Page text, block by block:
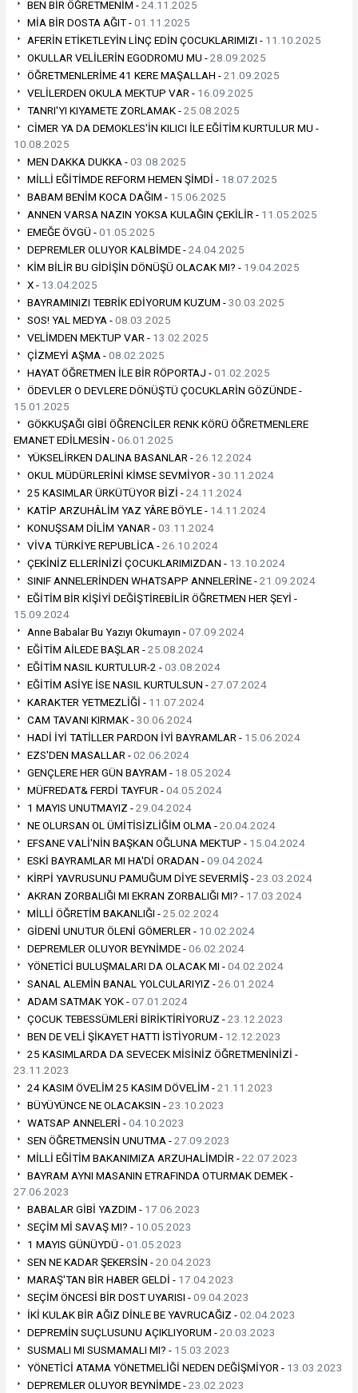
BEN BİR ÖĞRETMENİM -24.11.2025
MİA BİR DOSTA AĞIT -01.11.2025
AFERİN ETİKETLEYİN LİNÇ EDİN ÇOCUKLARIMIZI - 11.10.2025
OKULLAR VELİLERİN EGODROMU MU -28.09.2025
ÖĞRETMENLERİME 41 KERE MAŞALLAH -21.09.2025
VELİLERDEN OKULA MEKTUP VAR - 16.09.2025
TANRI'YI KIYAMETE ZORLAMAK -25.08.2025
CİMER YA DA DEMOKLES'İN KILICI İLE EĞİTİM KURTULUR MU -
10.08.2025
MEN DAKKA DUKKA -03.08.2025
MİLLİ EĞİTİMDE REFORM HEMEN ŞİMDİ - 18.07.2025
BABAM BENİM KOCA DAĞIM - 15.06.2025
ANNEN VARSA NAZIN YOKSA KULAĞIN ÇEKİLİR - 11.05.2025
EMEĞE ÖVGÜ -01.05.2025
DEPREMLER OLUYOR KALBİMDE -24.04.2025
KİM BİLİR BU GİDİŞİN DÖNÜŞÜ OLACAK MI? - 19.04.2025
X - 13.04.2025
BAYRAMINIZI TEBRİK EDİYORUM KUZUM -30.03.2025
SOS! YAL MEDYA -08.03.2025
VELİMDEN MEKTUP VAR - 13.02.2025
ÇİZMEYİ AŞMA -08.02.2025
HAYAT ÖĞRETMEN İLE BİR RÖPORTAJ -01.02.2025
ÖDEVLER O DEVLERE DÖNÜŞTÜ ÇOCUKLARİN GÖZÜNDE -
15.01.2025
GÖKKUŞAĞI GİBİ ÖĞRENCİLER RENK KÖRÜ ÖĞRETMENLERE
EMANET EDİLMESİN -06.01.2025
YÜKSELİRKEN DALINA BASANLAR -26.12.2024
OKUL MÜDÜRLERİNİ KİMSE SEVMİYOR -30.11.2024
25 KASIMLAR ÜRKÜTÜYOR BİZİ -24.11.2024
KATİP ARZUHÂLİM YAZ YÂRE BÖYLE - 14.11.2024
KONUŞSAM DİLİM YANAR -03.11.2024
VİVA TÜRKİYE REPUBLİCA -26.10.2024
ÇEKİNİZ ELLERİNİZİ ÇOCUKLARIMIZDAN - 13.10.2024
SINIF ANNELERİNDEN WHATSAPP ANNELERİNE -21.09.2024
EĞİTİM BİR KİŞİYİ DEĞİŞTİREBİLİR ÖĞRETMEN HER ŞEYİ -
15.09.2024
Anne Babalar Bu Yazıyı Okumayın -07.09.2024
EĞİTİM AİLEDE BAŞLAR -25.08.2024
EĞİTİM NASIL KURTULUR-2 -03.08.2024
EĞİTİM ASİYE İSE NASIL KURTULSUN -27.07.2024
KARAKTER YETMEZLİĞİ - 11.07.2024
CAM TAVANI KIRMAK -30.06.2024
HADİ İYİ TATİLLER PARDON İYİ BAYRAMLAR - 15.06.2024
EZS'DEN MASALLAR -02.06.2024
GENÇLERE HER GÜN BAYRAM - 18.05.2024
MÜFREDAT& FERDİ TAYFUR -04.05.2024
1 MAYIS UNUTMAYIZ -29.04.2024
NE OLURSAN OL ÜMİTİSİZLİĞİM OLMA -20.04.2024
EFSANE VALİ'NİN BAŞKAN OĞLUNA MEKTUP - 15.04.2024
ESKİ BAYRAMLAR MI HA'Dİ ORADAN -09.04.2024
KİRPİ YAVRUSUNU PAMUĞUM DİYE SEVERMİŞ -23.03.2024
AKRAN ZORBALIĞI MI EKRAN ZORBALIĞI MI? - 17.03.2024
MİLLİ ÖĞRETİM BAKANLIĞI -25.02.2024
GİDENİ UNUTUR ÖLENİ GÖMERLER - 10.02.2024
DEPREMLER OLUYOR BEYNİMDE -06.02.2024
YÖNETİCİ BULUŞMALARI DA OLACAK MI -04.02.2024
SANAL ALEMİN BANAL YOLCULARIYIZ -26.01.2024
ADAM SATMAK YOK -07.01.2024
ÇOCUK TEBESSÜMLERİ BİRİKTİRİYORUZ -23.12.2023
BEN DE VELİ ŞİKAYET HATTI İSTİYORUM - 12.12.2023
25 KASIMLARDA DA SEVECEK MİSİNİZ ÖĞRETMENİNİZİ -
23.11.2023
24 KASIM ÖVELİM 25 KASIM DÖVELİM -21.11.2023
BÜYÜYÜNCE NE OLACAKSIN -23.10.2023
WATSAP ANNELERİ -04.10.2023
SEN ÖĞRETMENSİN UNUTMA -27.09.2023
MİLLİ EĞİTİM BAKANIMIZA ARZUHALİMDİR -22.07.2023
BAYRAM AYNI MASANIN ETRAFINDA OTURMAK DEMEK -
27.06.2023
BABALAR GİBİ YAZDIM - 17.06.2023
SEÇİM Mİ SAVAŞ MI? - 10.05.2023
1 MAYIS GÜNÜYDÜ -01.05.2023
SEN NE KADAR ŞEKERSİN -20.04.2023
MARAŞ'TAN BİR HABER GELDİ - 17.04.2023
SEÇİM ÖNCESİ BİR DOST UYARISI -09.04.2023
İKİ KULAK BİR AĞIZ DİNLE BE YAVRUCAĞIZ -02.04.2023
DEPREMİN SUÇLUSUNU AÇIKLIYORUM -20.03.2023
SUSMALI MI SUSMAMALI MI? - 15.03.2023
YÖNETİCİ ATAMA YÖNETMELİĞİ NEDEN DEĞİŞMİYOR - 13.03.2023
DEPREMLER OLUYOR BEYNİMDE -23.02.2023